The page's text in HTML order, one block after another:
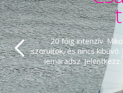
20 főig intenzív.
szorultok, és nincs
lemaradsz.